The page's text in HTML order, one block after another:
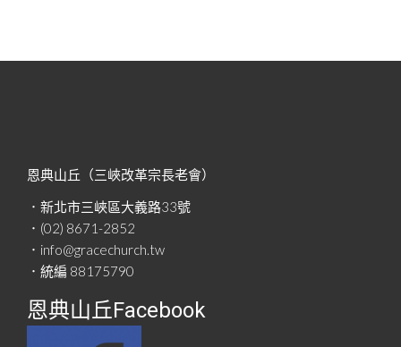
恩典山丘（三峽改革宗長老會）
．新北市三峽區大義路33號
．(02) 8671-2852
．info@gracechurch.tw
．統編 88175790
恩典山丘Facebook